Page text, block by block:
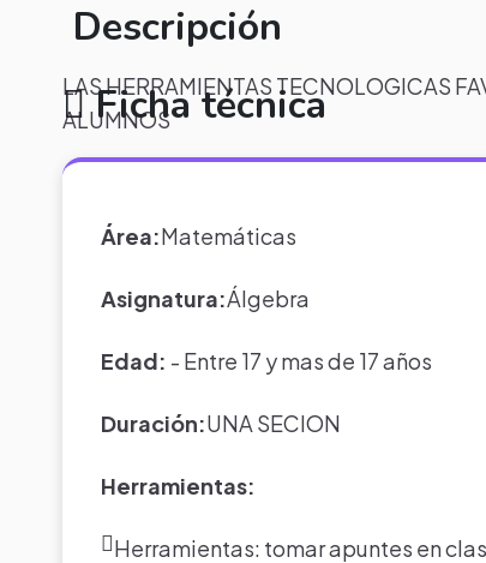
Descripción
LAS HERRAMIENTAS TECNOLOGICAS
ALUMNOS
Ficha técnica
Área:Matemáticas
Asignatura:Álgebra
Edad: - Entre 17 y mas de 17 años
Duración:UNA SECION
Herramientas:
Herramientas: tomar apuntes en